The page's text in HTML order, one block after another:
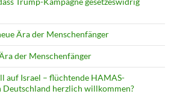
Ära der Menschenfänger
der Menschenfänger
auf Israel – flüchtende HAMAS-
herzlich willkommen?